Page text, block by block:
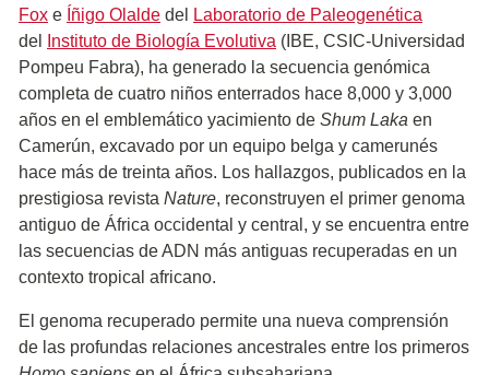
Fox e Íñigo Olalde del Laboratorio de Paleogenética
del
Instituto de Biología Evolutiva (IBE, CSIC-Universidad
Pompeu Fabra), ha generado la secuencia genómica
completa de cuatro niños enterrados hace 8,000 y 3,000
años en el emblemático yacimiento de Shum Laka en
Camerún, excavado por un equipo belga y camerunés
hace más de treinta años. Los hallazgos, publicados en la
prestigiosa revista Nature, reconstruyen el primer genoma
antiguo de África occidental y central, y se encuentra entre
las secuencias de ADN más antiguas recuperadas en un
contexto tropical africano.
El genoma recuperado permite una nueva comprensión
de las profundas relaciones ancestrales entre los primeros